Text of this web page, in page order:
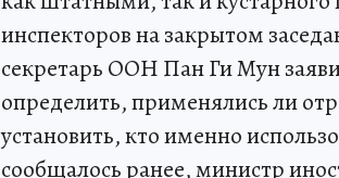
инспекторов на закрытом
секретарь ООН Пан Ги Мун
определить, применялись ли
установить, кто именно
сообщалось ранее, министр